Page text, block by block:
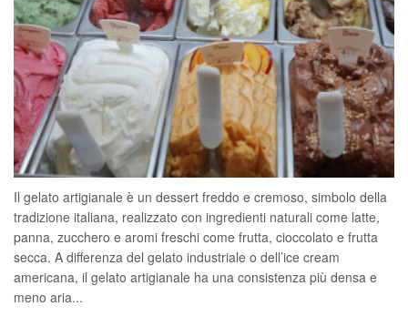
Il gelato artigianale è un dessert freddo e cremoso, simbolo della
tradizione italiana, realizzato con ingredienti naturali come latte,
panna, zucchero e aromi freschi come frutta, cioccolato e frutta
secca. A differenza del gelato industriale o dell’ice cream
americana, il gelato artigianale ha una consistenza più densa e
meno aria...